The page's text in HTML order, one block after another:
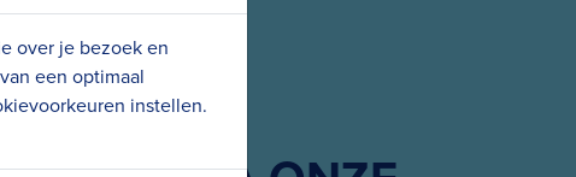
over je bezoek en
een optimaal
instellen.